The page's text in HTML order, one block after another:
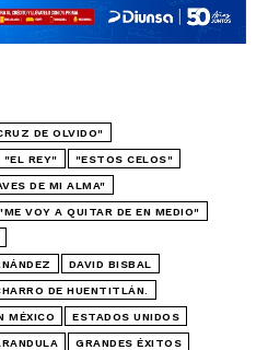
DE OLVIDO"
"EL REY" "ESTOS CELOS"
DE MI ALMA"
"ME VOY A QUITAR DE EN MEDIO"
DAVID BISBAL
DE HUENTITLÁN.
MÉXICO ESTADOS UNIDOS
GRANDES ÉXITOS